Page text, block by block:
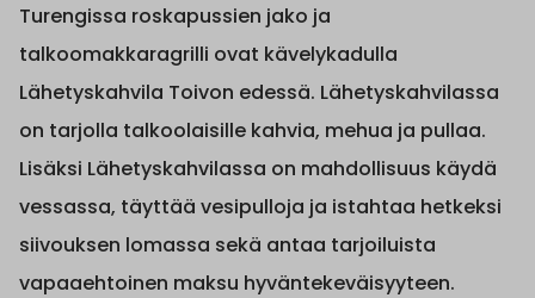
Turengissa roskapussien jako ja
talkoomakkaragrilli ovat kävelykadulla
Lähetyskahvila Toivon edessä. Lähetyskahvilassa
on tarjolla talkoolaisille kahvia, mehua ja pullaa.
Lisäksi Lähetyskahvilassa on mahdollisuus käydä
vessassa, täyttää vesipulloja ja istahtaa hetkeksi
siivouksen lomassa sekä antaa tarjoiluista
vapaaehtoinen maksu hyväntekeväisyyteen.